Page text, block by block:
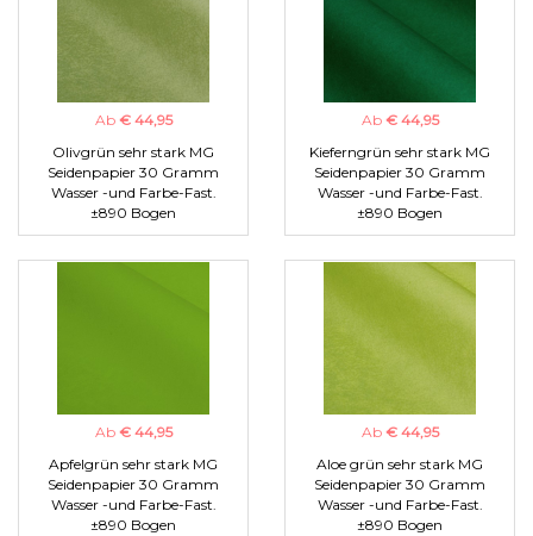
Ab € 44,95
Olivgrün sehr stark MG
Seidenpapier 30 Gramm
Wasser -und Farbe-Fast.
±890 Bogen
Ab € 44,95
Kieferngrün sehr stark MG
Seidenpapier 30 Gramm
Wasser -und Farbe-Fast.
±890 Bogen
Ab € 44,95
Apfelgrün sehr stark MG
Seidenpapier 30 Gramm
Wasser -und Farbe-Fast.
±890 Bogen
Ab € 44,95
Aloe grün sehr stark MG
Seidenpapier 30 Gramm
Wasser -und Farbe-Fast.
±890 Bogen